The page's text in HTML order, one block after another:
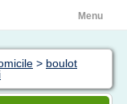
Menu
> boulot